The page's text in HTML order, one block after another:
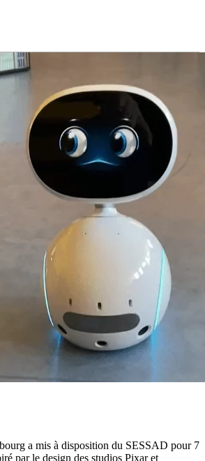
a mis à disposition du SESSAD pour 7
par le design des studios Pixar et